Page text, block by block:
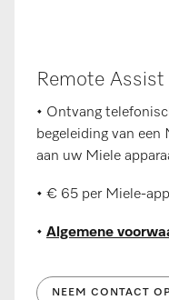
Remote Assist
• Ontvang
begeleiding van
aan uw Miele
• € 65 per Miele-
• Algemene
NEEM CONTACT